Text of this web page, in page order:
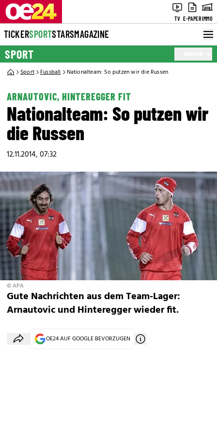
TV E-PAPERIMMO
TICKERSPORTSTARSMAGAZINE
SPORT
Sport Fussball Nationalteam: So putzen wir die Russen
ARNAUTOVIC, HINTEREGGER FIT
Nationalteam: So putzen wir
die Russen
12.11.2014, 07:32
© APA
Gute Nachrichten aus dem Team-Lager:
Arnautovic und Hinteregger wieder fit.
OE24 AUF GOOGLE BEVORZUGEN